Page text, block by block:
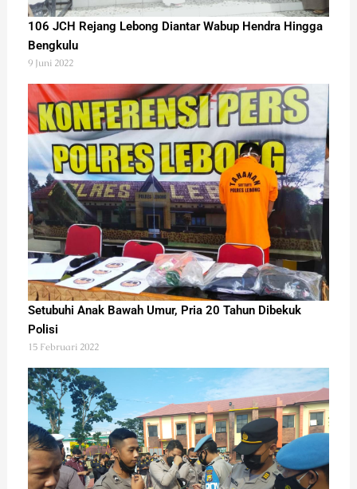
106 JCH Rejang Lebong Diantar Wabup Hendra Hingga
Bengkulu
9 Juni 2022
Setubuhi Anak Bawah Umur, Pria 20 Tahun Dibekuk
Polisi
15 Februari 2022